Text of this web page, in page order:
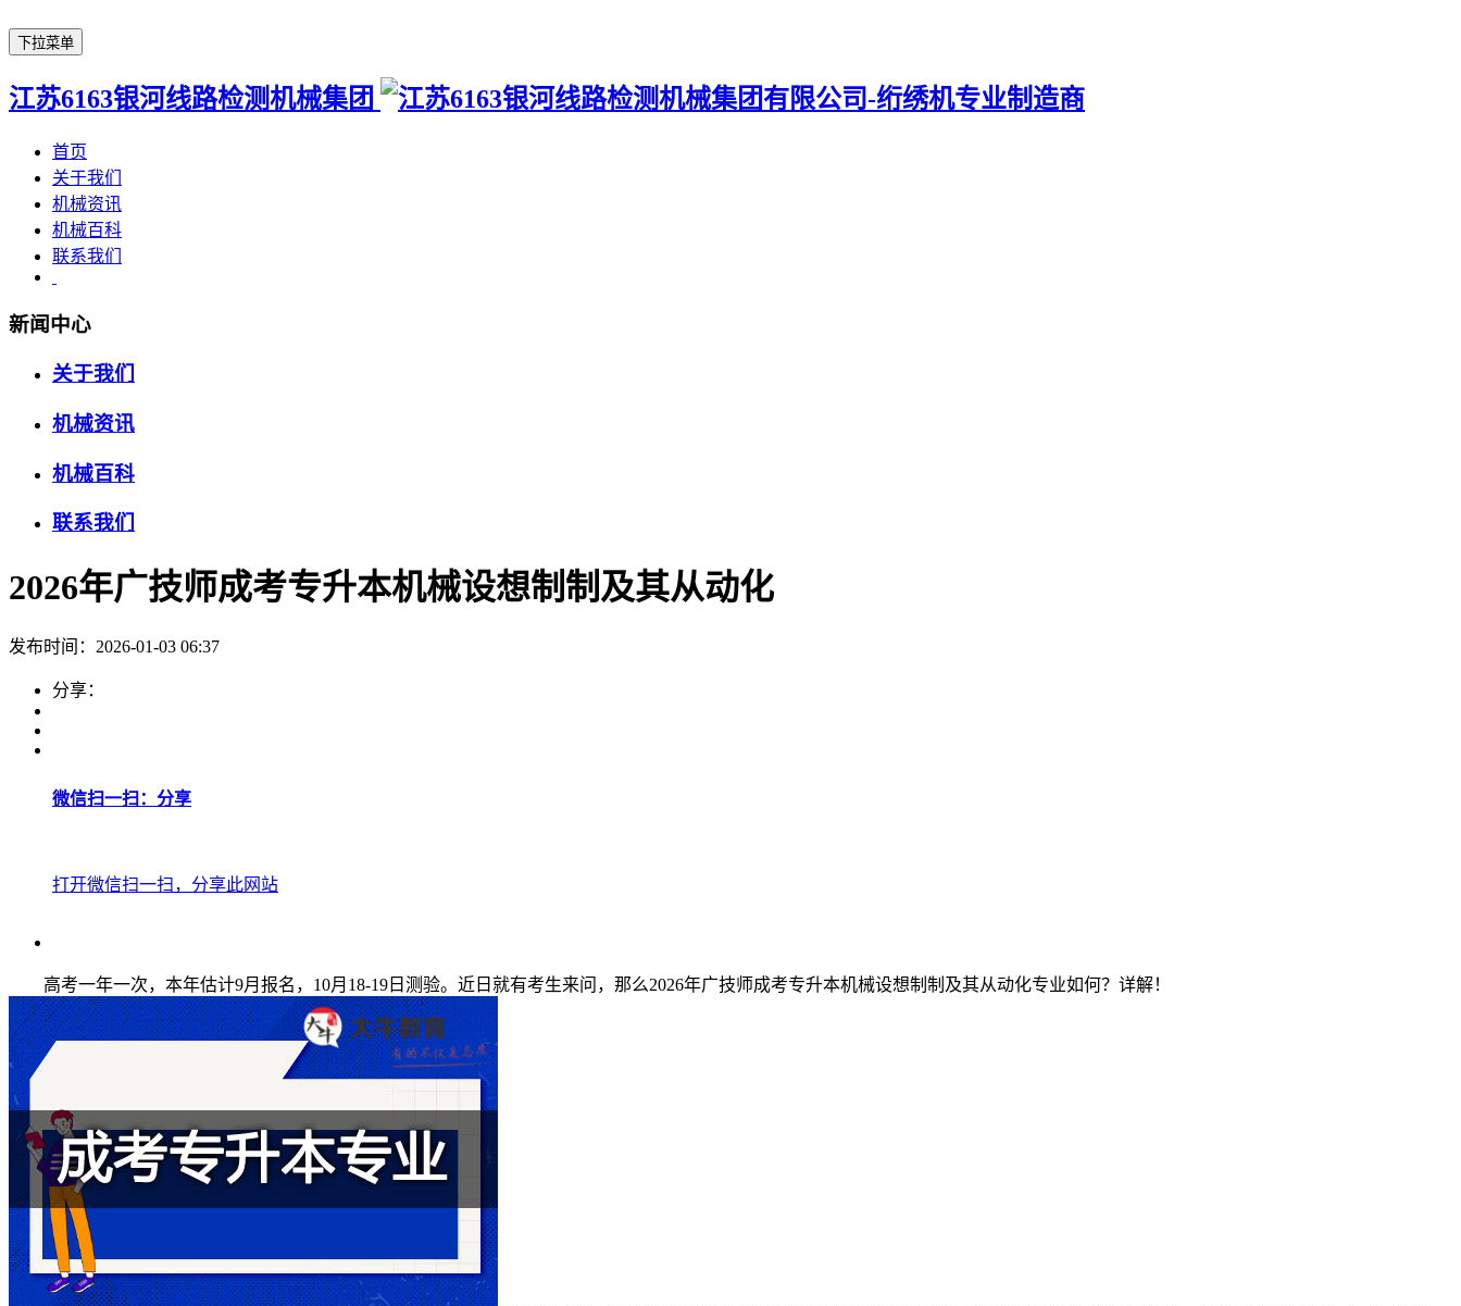
下拉菜单
江苏6163银河线路检测机械集团
首页
关于我们
机械资讯
机械百科
联系我们
新闻中心
关于我们
机械资讯
机械百科
联系我们
2026年广技师成考专升本机械设想制制及其从动化
发布时间：2026-01-03 06:37
分享：
微信扫一扫：分享
打开微信扫一扫，分享此网站
高考一年一次，本年估计9月报名，10月18-19日测验。近日就有考生来问，那么2026年广技师成考专升本机械设想制制及其从动化专业如何？详解！